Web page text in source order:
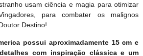
usam ciência e magia para otimizar
para combater os malignos
Destino!
possui aproximadamente 15 cm e
com inspiração clássica e um